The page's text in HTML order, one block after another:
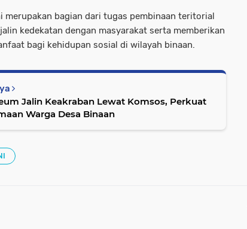
merupakan bagian dari tugas pembinaan teritorial
kedekatan dengan masyarakat serta memberikan
bagi kehidupan sosial di wilayah binaan.
Jalin Keakraban Lewat Komsos, Perkuat
Warga Desa Binaan